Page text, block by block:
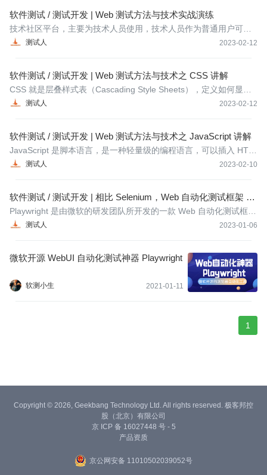
试，通过
软件测试 / 测试开发 | Web 测试方法与技术实战演练
测试人 2023-02-12
技术社区平台，主要为技术人员使用，技术人员作为普通用户可以
在社区参与帖子的讨论，也可以发帖提出问题。社区具有分类、搜
软件测试 / 测试开发 | Web 测试方法与技术之 CSS 讲解
测试人 2023-02-12
CSS 就是层叠样式表（Cascading Style Sheets），定义如何显示
HTML 元素。HTML 元素的样式通常存储在层叠样式表中。使用 CS
现相同
软件测试 / 测试开发 | Web 测试方法与技术之 JavaScript 讲解
测试人 2023-02-10
JavaScript 是脚本语言，是一种轻量级的编程语言，可以插入 HTM
L 页面的编程代码。插入 HTML 页面后，可由所有的现代浏览器执
软件测试 / 测试开发 | 相比 Selenium，Web 自动化测试框架 Pl
aywright 有哪些强大的优势？
测试人 2023-01-06
Playwright 是由微软的研发团队所开发的一款 Web 自动化测试框
架，这个框架具有多平台、跨语言的特点。除了基本的自动化测试
微软开源 WebUI 自动化测试神器 Playwright​​​​​​​
软测小生 2021-01-11
1
Copyright © 2026, Geekbang Technology Ltd. All rights reserved. 极客邦控
股（北京）有限公司
京 ICP 备 16027448 号 - 5
产品资质
京公网安备 11010502039052号